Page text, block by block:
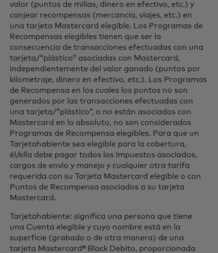
valor (puntos de millas, dinero en efectivo, etc.) y
canjear recompensas (mercancía, viajes, etc.) en
una tarjeta Mastercard elegible. Los Programas de
Recompensas elegibles tienen que ser la
consecuencia de transacciones efectuadas con una
tarjeta/“plástico” asociadas con Mastercard,
independientemente del valor ganado (puntos por
kilometraje, dinero en efectivo, etc.). Los Programas
de Recompensa en los cuales los puntos no son
generados por las transacciones efectuadas con
una tarjeta/“plástico”, o no están asociados con
Mastercard en lo absoluto, no son considerados
Programas de Recompensa elegibles. Para que un
Tarjetahabiente sea elegible para la cobertura,
él/ella debe pagar todos los impuestos asociados,
cargos de envío y manejo y cualquier otra tarifa
requerida con su Tarjeta Mastercard elegible o con
Puntos de Recompensa asociados a su tarjeta
Mastercard.
Tarjetahabiente: significa una persona que tiene
una Cuenta elegible y cuyo nombre está en la
superficie (grabado o de otra manera) de una
tarjeta Mastercard® Black Debito, proporcionada